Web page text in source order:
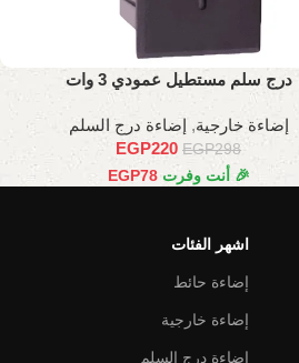
درج سلم مستطيل عمودي 3 وات
إضاءة خارجية, إضاءة درج السلم
EGP298
EGP220
🎉 أنت وفرت EGP78
اشهر الفئات
إضاءة حائط
إضاءة خارجية
إضاءة درج السلم